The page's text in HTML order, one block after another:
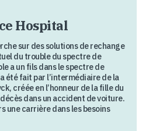
Hospital
sur des solutions de rechange
du trouble du spectre de
a un fils dans le spectre de
a été fait par l’intermédiaire de la
créée en l’honneur de la fille du
dans un accident de voiture.
une carrière dans les besoins